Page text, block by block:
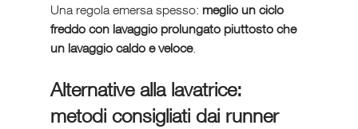
Una regola emersa spesso: meglio un ciclo
freddo con lavaggio prolungato piuttosto che
un lavaggio caldo e veloce.
Alternative alla lavatrice:
metodi consigliati dai runner